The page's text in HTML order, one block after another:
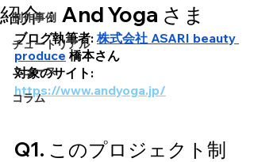
制作事例
チュートリアル
ニュース
コラム
紹介：And Yoga さま
ブログ執筆者: 株式会社 ASARI beauty
produce 橋本さん
対象のサイト:
https://www.andyoga.jp/
Q1. このプロジェクト制